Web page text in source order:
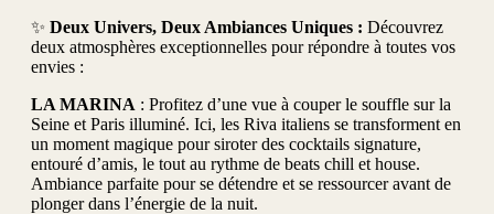
✨ Deux Univers, Deux Ambiances Uniques : Découvrez
deux atmosphères exceptionnelles pour répondre à toutes vos
envies :
LA MARINA : Profitez d’une vue à couper le souffle sur la
Seine et Paris illuminé. Ici, les Riva italiens se transforment en
un moment magique pour siroter des cocktails signature,
entouré d’amis, le tout au rythme de beats chill et house.
Ambiance parfaite pour se détendre et se ressourcer avant de
plonger dans l’énergie de la nuit.